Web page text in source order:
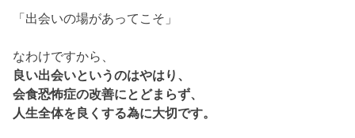
「出会いの場があってこそ」
なわけですから、
良い出会いというのはやはり、
会食恐怖症の改善にとどまらず、
人生全体を良くする為に大切です。